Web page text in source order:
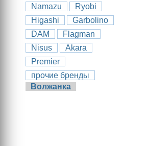
Namazu
Ryobi
Higashi
Garbolino
DAM
Flagman
Nisus
Akara
Premier
прочие бренды
Волжанка